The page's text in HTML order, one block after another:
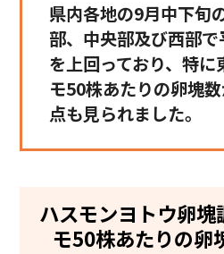
県内各地の9月中下旬
部、中央部及び西部
を上回っており、特
モ50株あたりの卵塊
点も見られました。
ハスモンヨトウ卵
モ50株あたりの卵